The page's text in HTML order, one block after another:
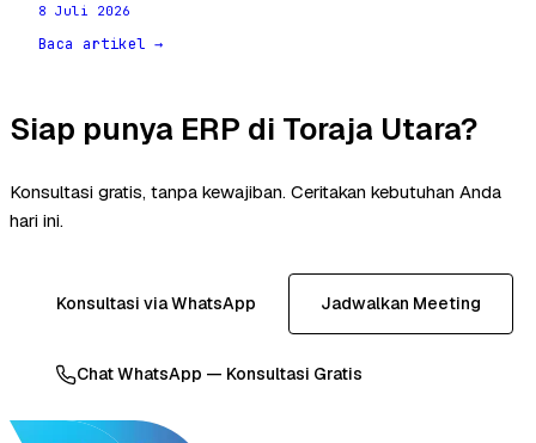
8 Juli 2026
Baca artikel →
Siap punya ERP di Toraja Utara?
Konsultasi gratis, tanpa kewajiban. Ceritakan kebutuhan Anda
hari ini.
Konsultasi via WhatsApp Jadwalkan Meeting
Chat WhatsApp — Konsultasi Gratis